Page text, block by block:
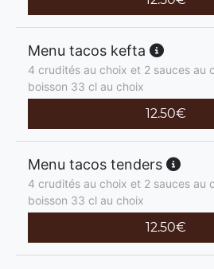
Menu tacos kefta
4 crudités au choix et 2 sauces au
boisson 33 cl au choix
12.50€
Menu tacos tenders
4 crudités au choix et 2 sauces au
boisson 33 cl au choix
12.50€